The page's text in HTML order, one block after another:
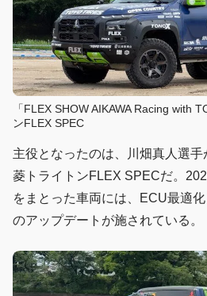
「FLEX SHOW AIKAWA Racing with
ンFLEX SPEC
主役となったのは、川畑真人選
菱トライトンFLEX SPECだ。
をまとった車両には、ECU最適
のアップデートが施されている。